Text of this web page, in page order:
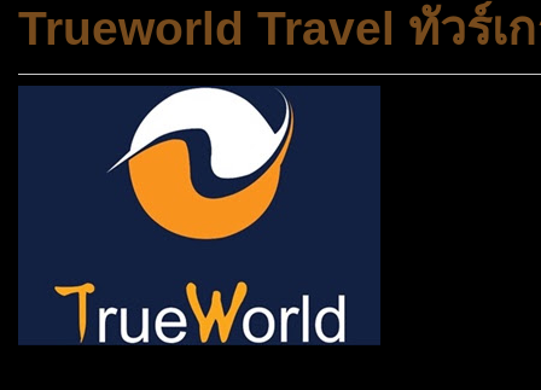
Trueworld Travel ทัวร์เ